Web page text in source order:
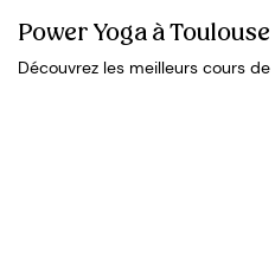
Power Yoga à Toulouse
Découvrez les meilleurs cours de